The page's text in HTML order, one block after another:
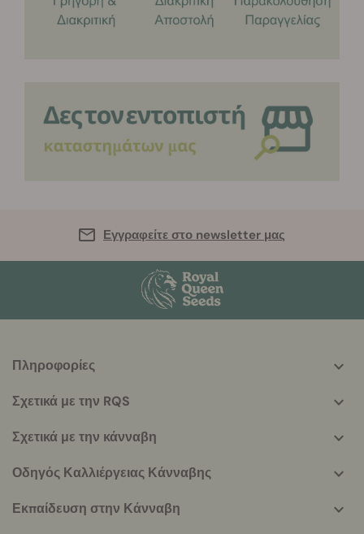
Εγγραφείτε στο newsletter μας
More
info
Πληροφορίες
Σχετικά με την RQS
Σχετικά με την κάνναβη
Οδηγός Καλλιέργειας Κάνναβης
Εκπαίδευση στην Κάνναβη